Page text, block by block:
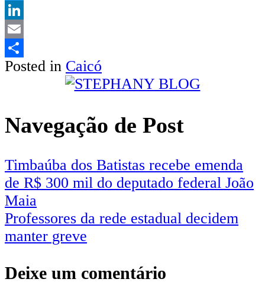
Twitter
LinkedIn
Email
Share
Posted in Caicó
Navegação de Post
Timbaúba dos Batistas recebe emenda
de R$ 300 mil do deputado federal João
Maia
Professores da rede estadual decidem
manter greve
Deixe um comentário